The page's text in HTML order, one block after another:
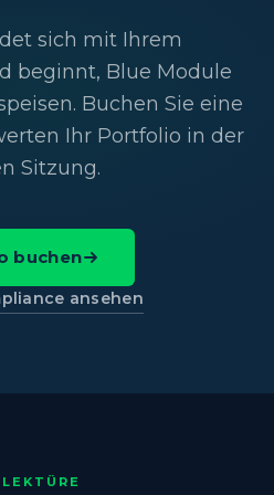
sich mit Ihrem
beginnt, Blue Module
Buchen Sie eine
Ihr Portfolio in der
Sitzung.
buchen
ansehen